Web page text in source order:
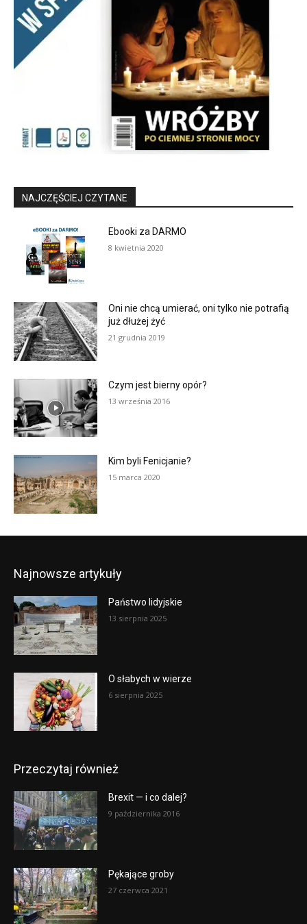
NAJCZĘŚCIEJ CZYTANE
Ebooki za DARMO
8 kwietnia 2020
Oni nie chcą umierać, oni tylko nie potrafią
już dłużej żyć
21 grudnia 2019
Czym jest bierny opór?
13 września 2016
Kim byli Fenicjanie?
15 marca 2020
Najnowsze artykuły
Państwo lidyjskie
13 sierpnia 2025
O słabych w wierze
6 sierpnia 2025
Przeczytaj również
Brexit — i co dalej?
9 października 2016
Pękające groby
27 czerwca 2021